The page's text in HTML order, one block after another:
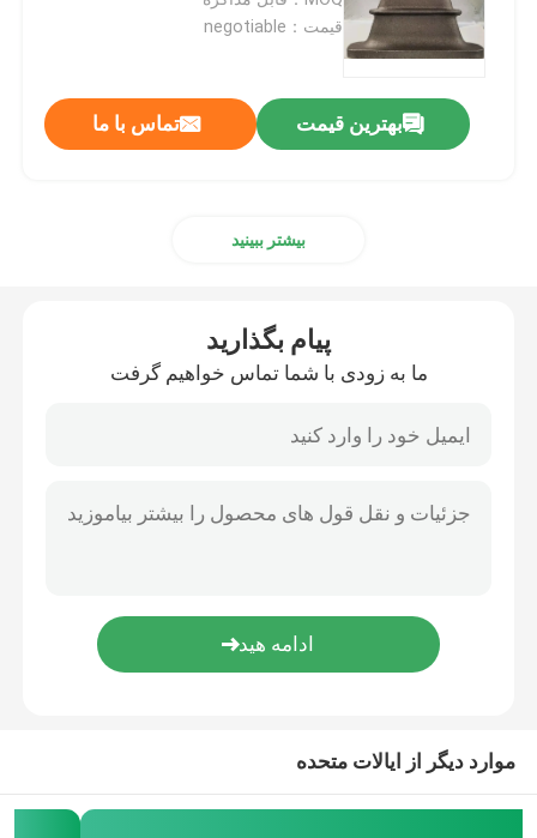
لنگر پس کشش
لوازم جانبی کشش پست
پیچ لنگر صخره ای
اتصالات لوله فولادی ضد زنگ
اتحادیه لوله های فولادی ضد زنگ
صلیب لوله فولادی ضد زنگ
سه راهی لوله فولادی ضد زنگ
قیمت：negotiable
بهترین قیمت تماس با ما
بیشتر ببینید
پیام بگذارید
ما به زودی با شما تماس خواهیم گرفت
موارد دیگر از ایالات متحده